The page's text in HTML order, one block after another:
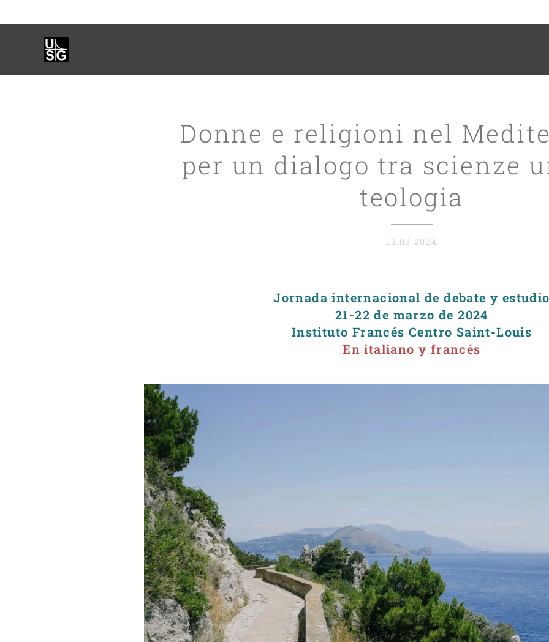
Donne e religioni nel
per un dialogo tra scienze
teologia
01.03.2024
Jornada internacional de debate y
21-22 de marzo de 2024
Instituto Francés Centro Saint-Louis
En italiano y francés